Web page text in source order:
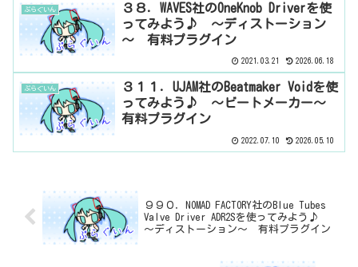
ぷらぐいん
３８．WAVES社のOneKnob Driverを使
ってみよう♪ ～ディストーション
～ 有料プラグイン
2021.03.21 2026.06.18
ぷらぐいん
３１１．UJAM社のBeatmaker Voidを使
ってみよう♪ ～ビートメーカー～
有料プラグイン
2022.07.10 2026.05.10
９９０．NOMAD FACTORY社のBlue Tubes
Valve Driver ADR2Sを使ってみよう♪
～ディストーション～ 有料プラグイン